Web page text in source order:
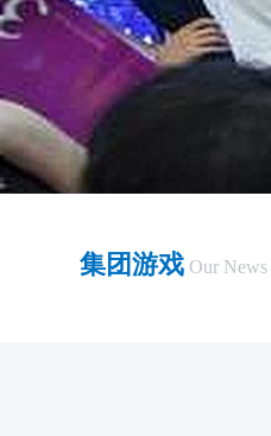
集团游戏 Our News